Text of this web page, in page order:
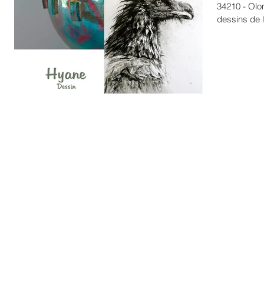
34210 -
dessins de